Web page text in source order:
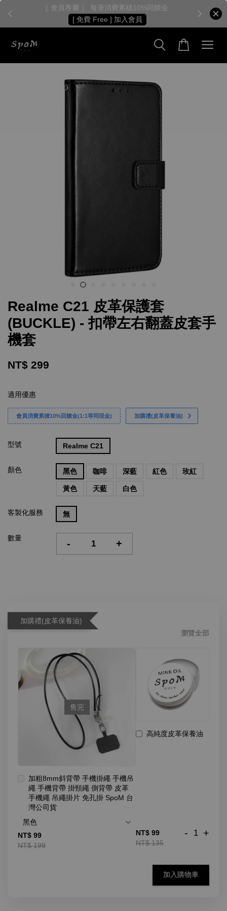
［ 會員專屬 ］ 每筆消費累積10%回饋金
[ 免費 Free ] 加入會員
Realme C21 皮革保護套
(BUCKLE) - 扣帶左右翻蓋皮套手
機套
NT$ 299
適用優惠
會員消費累積10%回饋金(1:1等同現金) 加購禮(皮革保養油)
型號 Realme C21
顏色 黑色 咖啡 深藍 紅色 玫紅
黃色 天藍 白色
客製化服務 無
數量 - +
加購禮(皮革保養油)
瀏覽全部
售完
加粗8mm斜背帶 手機掛繩 手機吊
繩 手機背帶 掛頸繩 側背帶 皮革
手機繩 吊繩掛片 免孔掛 SpoM 台
灣公司貨
NT$ 99
NT$ 199
高純度皮革保養油
NT$ 99
NT$ 135
- +
加入購物車